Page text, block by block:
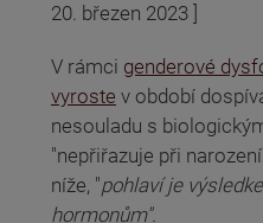
20. březen 2023 ]
V rámci genderové
vyroste v období
nesouladu s
"nepřiřazuje při
níže, "pohlaví je
hormonům".